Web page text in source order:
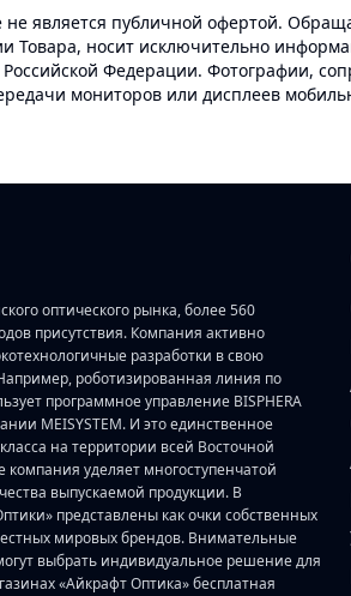
является публичной офертой.
Товара, носит исключительно
Российской Федерации. Фотографии,
мониторов или дисплеев
оптического рынка, более 560
присутствия. Компания активно
разработки в свою
роботизированная линия по
программное управление BISPHERA
MEISYSTEM. И это единственное
на территории всей Восточной
уделяет многоступенчатой
выпускаемой продукции. В
представлены как очки собственных
мировых брендов. Внимательные
выбрать индивидуальное решение для
«Айкрафт Оптика» бесплатная